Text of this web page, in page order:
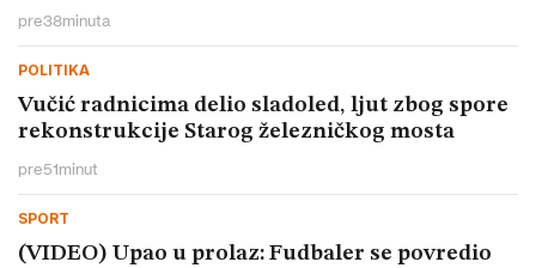
pre38minuta
POLITIKA
Vučić radnicima delio sladoled, ljut zbog spore
rekonstrukcije Starog železničkog mosta
pre51minut
SPORT
(VIDEO) Upao u prolaz: Fudbaler se povredio